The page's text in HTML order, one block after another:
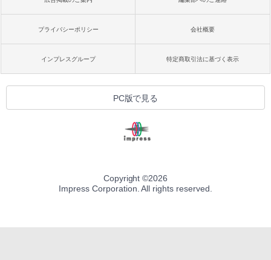
プライバシーポリシー 会社概要
インプレスグループ 特定商取引法に基づく表示
PC版で見る
Copyright ©2026
Impress Corporation. All rights reserved.